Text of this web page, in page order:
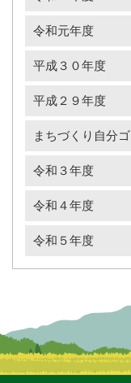
令和元年度
平成３０年度
平成２９年度
まちづくり自分
令和３年度
令和４年度
令和５年度